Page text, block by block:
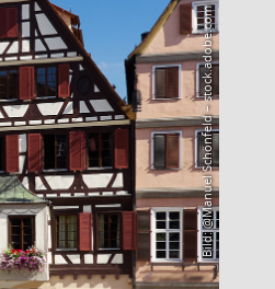
Bild: @Manuel Schönfeld – stock.adobe.com